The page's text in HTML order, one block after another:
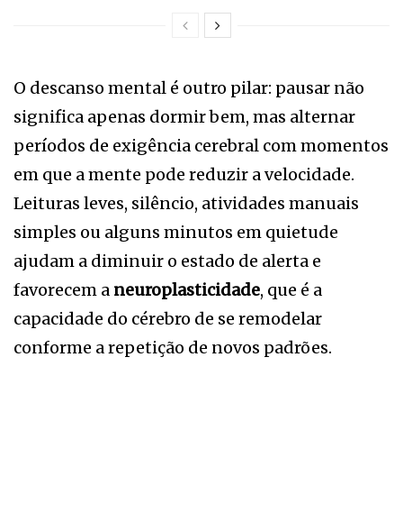
O descanso mental é outro pilar: pausar não
significa apenas dormir bem, mas alternar
períodos de exigência cerebral com momentos
em que a mente pode reduzir a velocidade.
Leituras leves, silêncio, atividades manuais
simples ou alguns minutos em quietude
ajudam a diminuir o estado de alerta e
favorecem a neuroplasticidade, que é a
capacidade do cérebro de se remodelar
conforme a repetição de novos padrões.